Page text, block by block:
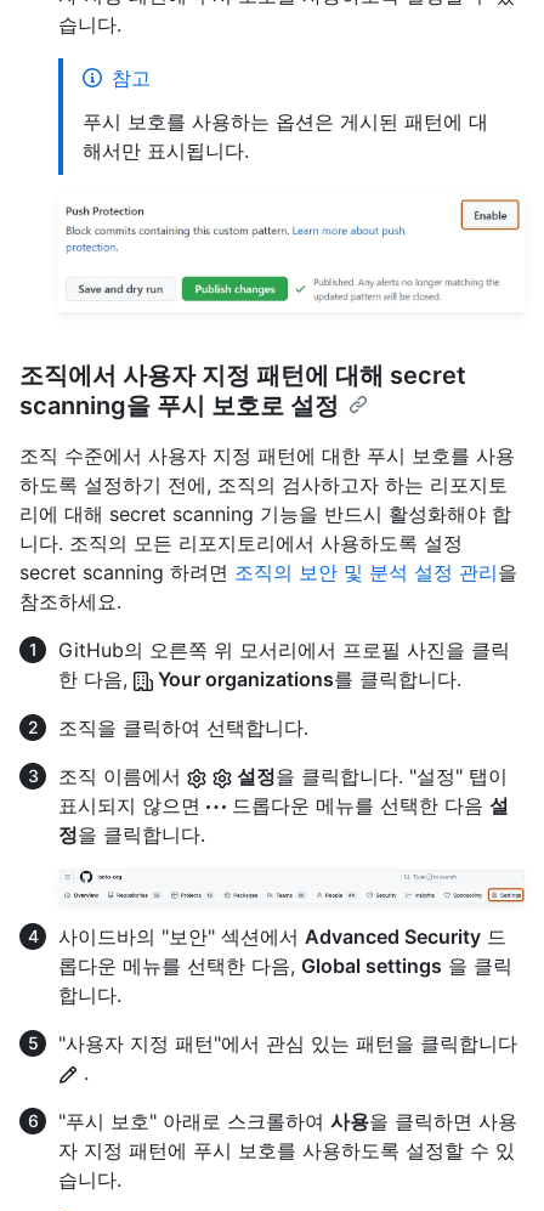
습니다.
참고
푸시 보호를 사용하는 옵션은 게시된 패턴에 대
해서만 표시됩니다.
조직에서 사용자 지정 패턴에 대해 secret
scanning을 푸시 보호로 설정
조직 수준에서 사용자 지정 패턴에 대한 푸시 보호를 사용
하도록 설정하기 전에, 조직의 검사하고자 하는 리포지토
리에 대해 secret scanning 기능을 반드시 활성화해야 합
니다. 조직의 모든 리포지토리에서 사용하도록 설정
secret scanning 하려면 조직의 보안 및 분석 설정 관리을
참조하세요.
GitHub의 오른쪽 위 모서리에서 프로필 사진을 클릭
한 다음,
Your organizations를 클릭합니다.
조직을 클릭하여 선택합니다.
조직 이름에서
설정을 클릭합니다. "설정" 탭이
표시되지 않으면
드롭다운 메뉴를 선택한 다음 설
정을 클릭합니다.
사이드바의 "보안" 섹션에서 Advanced Security 드
롭다운 메뉴를 선택한 다음, Global settings 을 클릭
합니다.
"사용자 지정 패턴"에서 관심 있는 패턴을 클릭합니다
.
"푸시 보호" 아래로 스크롤하여 사용을 클릭하면 사용
자 지정 패턴에 푸시 보호를 사용하도록 설정할 수 있
습니다.